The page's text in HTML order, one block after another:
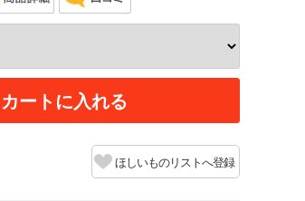
ートに入れる
ほしいものリストへ登録